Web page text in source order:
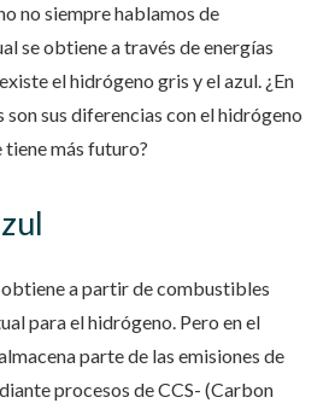
no siempre hablamos de
se obtiene a través de energías
el hidrógeno gris y el azul. ¿En
son sus diferencias con el hidrógeno
tiene más futuro?
obtiene a partir de combustibles
para el hidrógeno. Pero en el
parte de las emisiones de
procesos de CCS- (Carbon